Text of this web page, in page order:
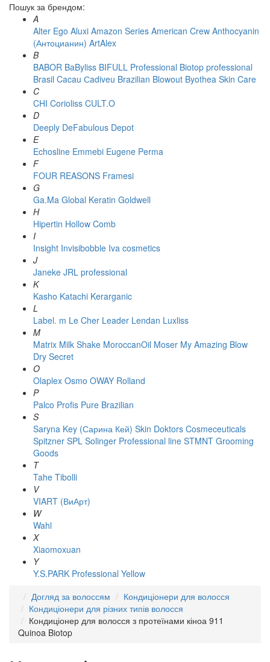
Пошук за брендом:
A
Alter Ego Aluxi Amazon Series American Crew Anthocyanin
(Антоцианин) ArtAlex
B
BABOR BaByliss BIFULL Professional Biotop professional
Brasil Cacau Сadiveu Brazilian Blowout Byothea Skin Care
C
CHI Corioliss CULT.O
D
Deeply DeFabulous Depot
E
Echosline Emmebi Eugene Perma
F
FOUR REASONS Framesi
G
Ga.Ma Global Keratin Goldwell
H
Hipertin Hollow Comb
I
Insight Invisibobble Iva cosmetics
J
Janeke JRL professional
K
Kasho Katachi Kerarganic
L
Label. m Le Cher Leader Lendan Luxliss
M
Matrix Milk Shake MoroccanOil Moser My Amazing Blow
Dry Secret
O
Olaplex Osmo OWAY Rolland
P
Palco Profis Pure Brazilian
S
Saryna Key (Сарина Кей) Skin Doktors Cosmeceuticals
Spitzner SPL Solinger Professional line STMNT Grooming
Goods
T
Tahe Tibolli
V
VIART (ВиАрт)
W
Wahl
X
Xiaomoxuan
Y
Y.S.PARK Professional Yellow
Догляд за волоссям
Кондиціонери для волосся
Кондиціонери для різних типів волосся
Кондиціонер для волосся з протеїнами кіноа 911
Quinoa Biotop